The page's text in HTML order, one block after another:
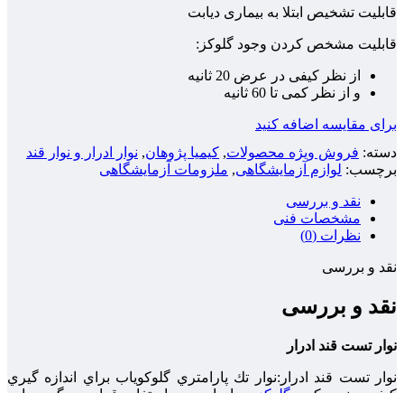
قابلیت تشخیص ابتلا به بیماری دیابت
قابلیت مشخص کردن وجود گلوکز:
از نظر کیفی در عرض 20 ثانیه
و از نظر کمی تا 60 ثانیه
برای مقایسه اضافه کنید
دسته: فروش ویژه محصولات, کیمیا پژوهان, نوار ادرار و نوار قند
برچسب: لوازم آزمایشگاهی, ملزومات آزمایشگاهی
نقد و بررسی
مشخصات فنی
نظرات (0)
نقد و بررسی
نقد و بررسی
نوار تست قند ادرار
نوار تست قند ادرار:نوار تك پارامتري گلوكوياب براي اندازه گيري